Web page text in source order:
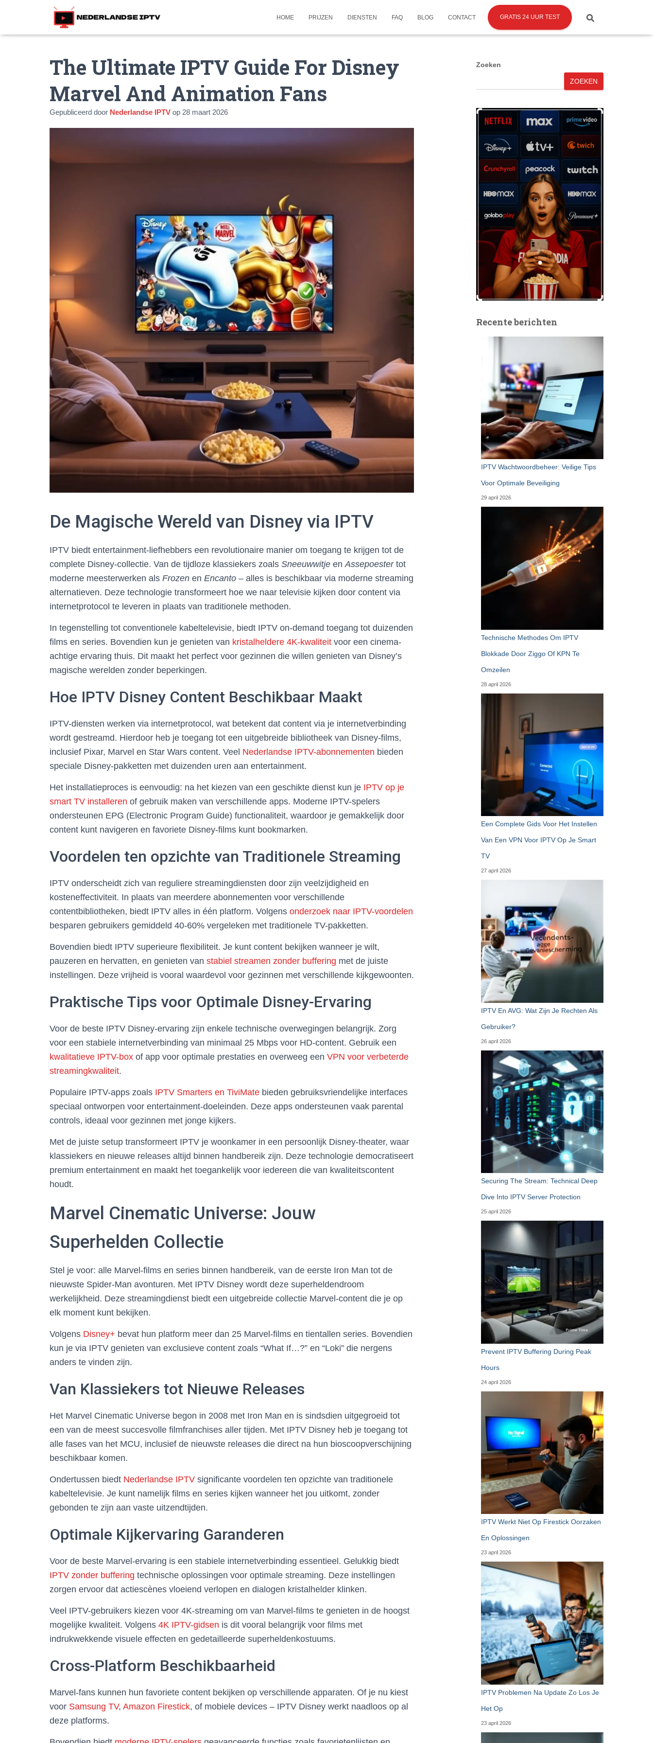
HOME PRIJZEN DIENSTEN FAQ BLOG CONTACT GRATIS 24 UUR TEST
The Ultimate IPTV Guide For Disney
Marvel And Animation Fans
Gepubliceerd door Nederlandse IPTV op 28 maart 2026
De Magische Wereld van Disney via IPTV
IPTV biedt entertainment-liefhebbers een revolutionaire manier om toegang te krijgen tot de
complete Disney-collectie. Van de tijdloze klassiekers zoals Sneeuwwitje enAssepoestertot
moderne meesterwerken als Frozen en Encanto – alles is beschikbaar via moderne streaming
alternatieven. Deze technologie transformeert hoe we naar televisie kijken door content via
internetprotocol te leveren in plaats van traditionele methoden.
In tegenstelling tot conventionele kabeltelevisie, biedt IPTV on-demand toegang tot duizenden
films en series. Bovendien kun je genieten van kristalheldere 4K-kwaliteit voor een cinema-
achtige ervaring thuis. Dit maakt het perfect voor gezinnen die willen genieten van Disney’s
magische werelden zonder beperkingen.
Hoe IPTV Disney Content Beschikbaar Maakt
IPTV-diensten werken via internetprotocol, wat betekent dat content via je internetverbinding
wordt gestreamd. Hierdoor heb je toegang tot een uitgebreide bibliotheek van Disney-films,
inclusief Pixar, Marvel en Star Wars content. Veel Nederlandse IPTV-abonnementen bieden
speciale Disney-pakketten met duizenden uren aan entertainment.
Het installatieproces is eenvoudig: na het kiezen van een geschikte dienst kun je IPTV op je
smart TV installeren of gebruik maken van verschillende apps. Moderne IPTV-spelers
ondersteunen EPG (Electronic Program Guide) functionaliteit, waardoor je gemakkelijk door
content kunt navigeren en favoriete Disney-films kunt bookmarken.
Voordelen ten opzichte van Traditionele Streaming
IPTV onderscheidt zich van reguliere streamingdiensten door zijn veelzijdigheid en
kosteneffectiviteit. In plaats van meerdere abonnementen voor verschillende
contentbibliotheken, biedt IPTV alles in één platform. Volgens onderzoek naar IPTV-voordelen
besparen gebruikers gemiddeld 40-60% vergeleken met traditionele TV-pakketten.
Bovendien biedt IPTV superieure flexibiliteit. Je kunt content bekijken wanneer je wilt,
pauzeren en hervatten, en genieten van stabiel streamen zonder buffering met de juiste
instellingen. Deze vrijheid is vooral waardevol voor gezinnen met verschillende kijkgewoonten.
Praktische Tips voor Optimale Disney-Ervaring
Voor de beste IPTV Disney-ervaring zijn enkele technische overwegingen belangrijk. Zorg
voor een stabiele internetverbinding van minimaal 25 Mbps voor HD-content. Gebruik een
kwalitatieve IPTV-box of app voor optimale prestaties en overweeg een VPN voor verbeterde
streamingkwaliteit.
Populaire IPTV-apps zoals IPTV Smarters en TiviMate bieden gebruiksvriendelijke interfaces
speciaal ontworpen voor entertainment-doeleinden. Deze apps ondersteunen vaak parental
controls, ideaal voor gezinnen met jonge kijkers.
Met de juiste setup transformeert IPTV je woonkamer in een persoonlijk Disney-theater, waar
klassiekers en nieuwe releases altijd binnen handbereik zijn. Deze technologie democratiseert
premium entertainment en maakt het toegankelijk voor iedereen die van kwaliteitscontent
houdt.
Marvel Cinematic Universe: Jouw
Superhelden Collectie
Stel je voor: alle Marvel-films en series binnen handbereik, van de eerste Iron Man tot de
nieuwste Spider-Man avonturen. Met IPTV Disney wordt deze superheldendroom
werkelijkheid. Deze streamingdienst biedt een uitgebreide collectie Marvel-content die je op
elk moment kunt bekijken.
Volgens Disney+ bevat hun platform meer dan 25 Marvel-films en tientallen series. Bovendien
kun je via IPTV genieten van exclusieve content zoals “What If…?” en “Loki” die nergens
anders te vinden zijn.
Van Klassiekers tot Nieuwe Releases
Het Marvel Cinematic Universe begon in 2008 met Iron Man en is sindsdien uitgegroeid tot
een van de meest succesvolle filmfranchises aller tijden. Met IPTV Disney heb je toegang tot
alle fases van het MCU, inclusief de nieuwste releases die direct na hun bioscoopverschijning
beschikbaar komen.
Ondertussen biedt Nederlandse IPTV significante voordelen ten opzichte van traditionele
kabeltelevisie. Je kunt namelijk films en series kijken wanneer het jou uitkomt, zonder
gebonden te zijn aan vaste uitzendtijden.
Optimale Kijkervaring Garanderen
Voor de beste Marvel-ervaring is een stabiele internetverbinding essentieel. Gelukkig biedt
IPTV zonder buffering technische oplossingen voor optimale streaming. Deze instellingen
zorgen ervoor dat actiescènes vloeiend verlopen en dialogen kristalhelder klinken.
Veel IPTV-gebruikers kiezen voor 4K-streaming om van Marvel-films te genieten in de hoogst
mogelijke kwaliteit. Volgens 4K IPTV-gidsen is dit vooral belangrijk voor films met
indrukwekkende visuele effecten en gedetailleerde superheldenkostuums.
Cross-Platform Beschikbaarheid
Marvel-fans kunnen hun favoriete content bekijken op verschillende apparaten. Of je nu kiest
voor Samsung TV, Amazon Firestick, of mobiele devices – IPTV Disney werkt naadloos op al
deze platforms.
Zoeken
ZOEKEN
Recente berichten
IPTV Wachtwoordbeheer: Veilige Tips
Voor Optimale Beveiliging
29 april 2026
Technische Methodes Om IPTV
Blokkade Door Ziggo Of KPN Te
Omzeilen
28 april 2026
Een Complete Gids Voor Het Instellen
Van Een VPN Voor IPTV Op Je Smart
TV
27 april 2026
IPTV En AVG: Wat Zijn Je Rechten Als
Gebruiker?
26 april 2026
Securing The Stream: Technical Deep
Dive Into IPTV Server Protection
25 april 2026
Prevent IPTV Buffering During Peak
Hours
24 april 2026
IPTV Werkt Niet Op Firestick Oorzaken
En Oplossingen
23 april 2026
IPTV Problemen Na Update Zo Los Je
Het Op
23 april 2026